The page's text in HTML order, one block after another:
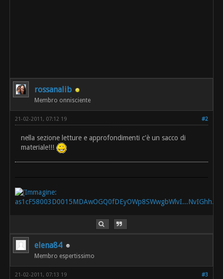
rossanalib
Membro onnisciente
#2
21-02-2011, 07:12 19
nella sezione letture e approfondimenti c'è un sacco di
materiale!!!
elena84
Membro espertissimo
#3
21-02-2011, 07:13 19